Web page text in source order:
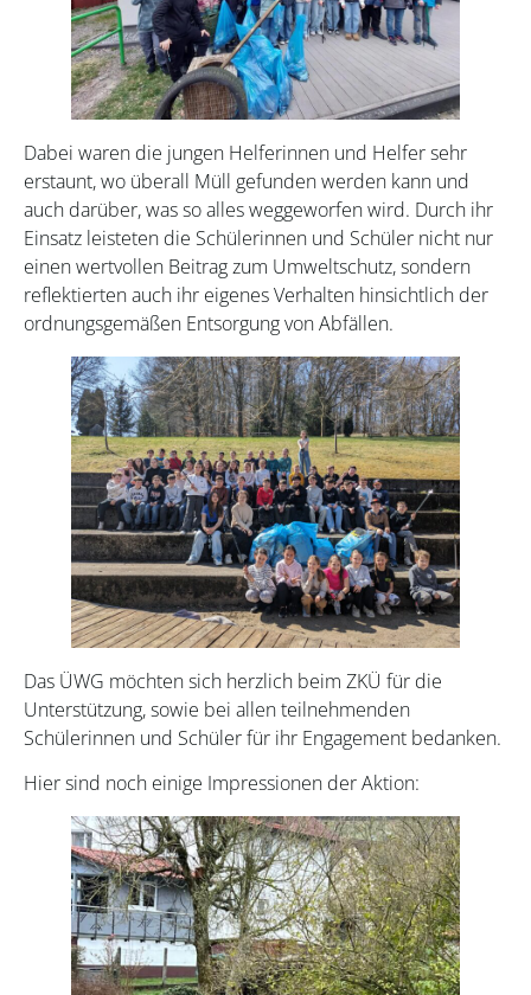
Dabei waren die jungen Helferinnen und Helfer sehr
erstaunt, wo überall Müll gefunden werden kann und
auch darüber, was so alles weggeworfen wird. Durch ihr
Einsatz leisteten die Schülerinnen und Schüler nicht nur
einen wertvollen Beitrag zum Umweltschutz, sondern
reflektierten auch ihr eigenes Verhalten hinsichtlich der
ordnungsgemäßen Entsorgung von Abfällen.
Das ÜWG möchten sich herzlich beim ZKÜ für die
Unterstützung, sowie bei allen teilnehmenden
Schülerinnen und Schüler für ihr Engagement bedanken.
Hier sind noch einige Impressionen der Aktion: